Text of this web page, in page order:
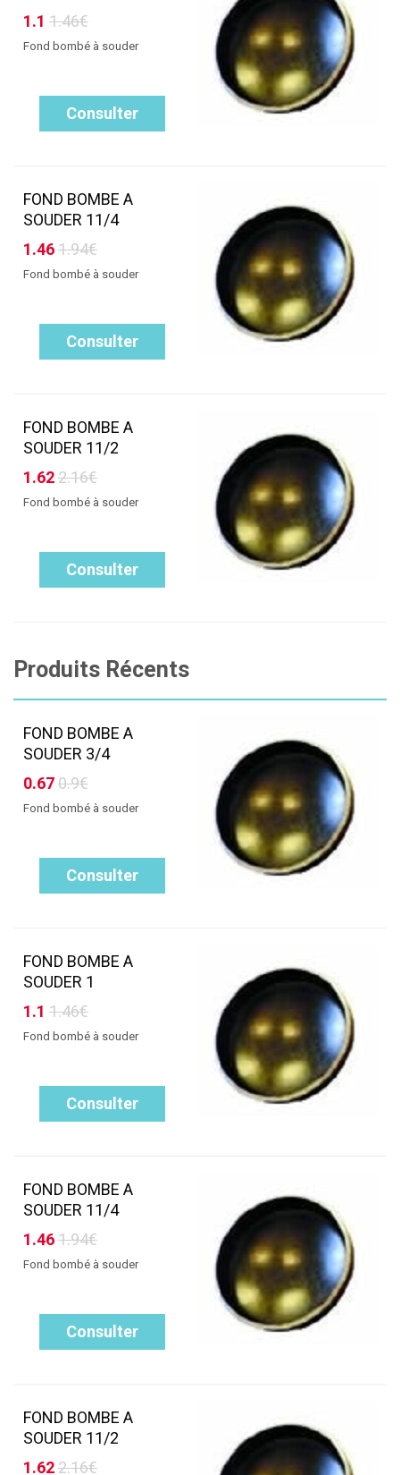
1.1 1.46€
Fond bombé à souder
Consulter
FOND BOMBE A
SOUDER 11/4
1.461.94€
Fond bombé à souder
Consulter
FOND BOMBE A
SOUDER 11/2
1.622.16€
Fond bombé à souder
Consulter
Produits Récents
FOND BOMBE A
SOUDER 3/4
0.670.9€
Fond bombé à souder
Consulter
FOND BOMBE A
SOUDER 1
1.1 1.46€
Fond bombé à souder
Consulter
FOND BOMBE A
SOUDER 11/4
1.461.94€
Fond bombé à souder
Consulter
FOND BOMBE A
SOUDER 11/2
1.622.16€